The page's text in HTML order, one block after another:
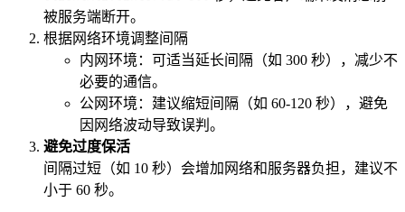
被服务端断开。
根据网络环境调整间隔
内网环境：可适当延长间隔（如 300 秒），减少不
必要的通信。
公网环境：建议缩短间隔（如 60-120 秒），避免
因网络波动导致误判。
避免过度保活
间隔过短（如 10 秒）会增加网络和服务器负担，建议不
小于 60 秒。